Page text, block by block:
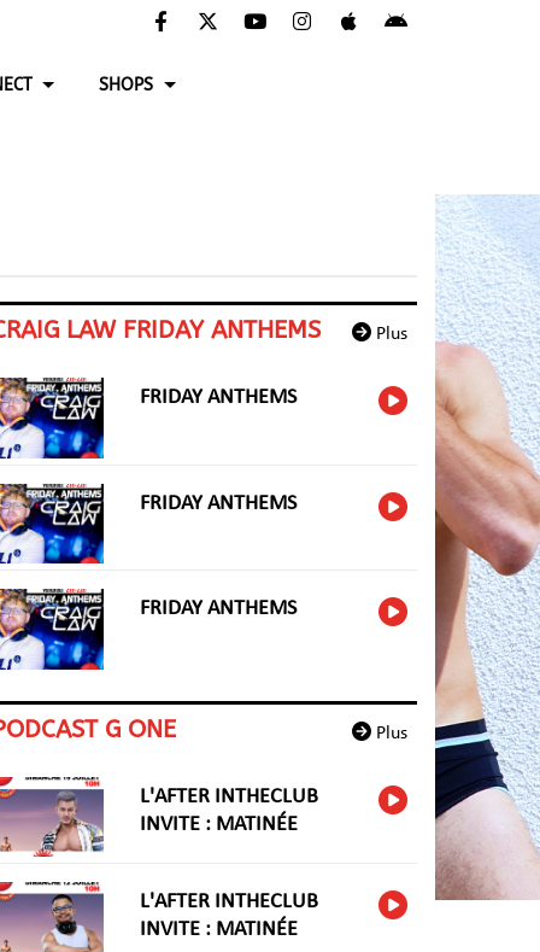
SHOPS
Plus
LAW FRIDAY ANTHEMS
FRIDAY ANTHEMS
FRIDAY ANTHEMS
FRIDAY ANTHEMS
Plus
G ONE
L'AFTER INTHECLUB
INVITE : MATINÉE
L'AFTER INTHECLUB
INVITE : MATINÉE